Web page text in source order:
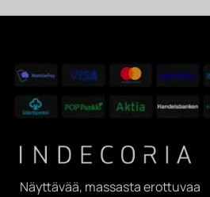
Näyttävää, massasta erottuvaa